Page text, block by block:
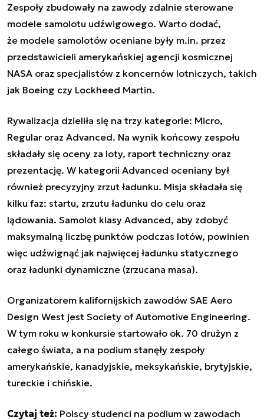
Zespoły zbudowały na zawody zdalnie sterowane
modele samolotu udźwigowego. Warto dodać,
że modele samolotów oceniane były m.in. przez
przedstawicieli amerykańskiej agencji kosmicznej
NASA oraz specjalistów z koncernów lotniczych, takich
jak Boeing czy Lockheed Martin.
Rywalizacja dzieliła się na trzy kategorie: Micro,
Regular oraz Advanced. Na wynik końcowy zespołu
składały się oceny za loty, raport techniczny oraz
prezentację. W kategorii Advanced oceniany był
również precyzyjny zrzut ładunku. Misja składała się
kilku faz: startu, zrzutu ładunku do celu oraz
lądowania. Samolot klasy Advanced, aby zdobyć
maksymalną liczbę punktów podczas lotów, powinien
więc udźwignąć jak najwięcej ładunku statycznego
oraz ładunki dynamiczne (zrzucana masa).
Organizatorem kalifornijskich zawodów SAE Aero
Design West jest Society of Automotive Engineering.
W tym roku w konkursie startowało ok. 70 drużyn z
całego świata, a na podium stanęły zespoły
amerykańskie, kanadyjskie, meksykańskie, brytyjskie,
tureckie i chińskie.
Czytaj też: Polscy studenci na podium w zawodach